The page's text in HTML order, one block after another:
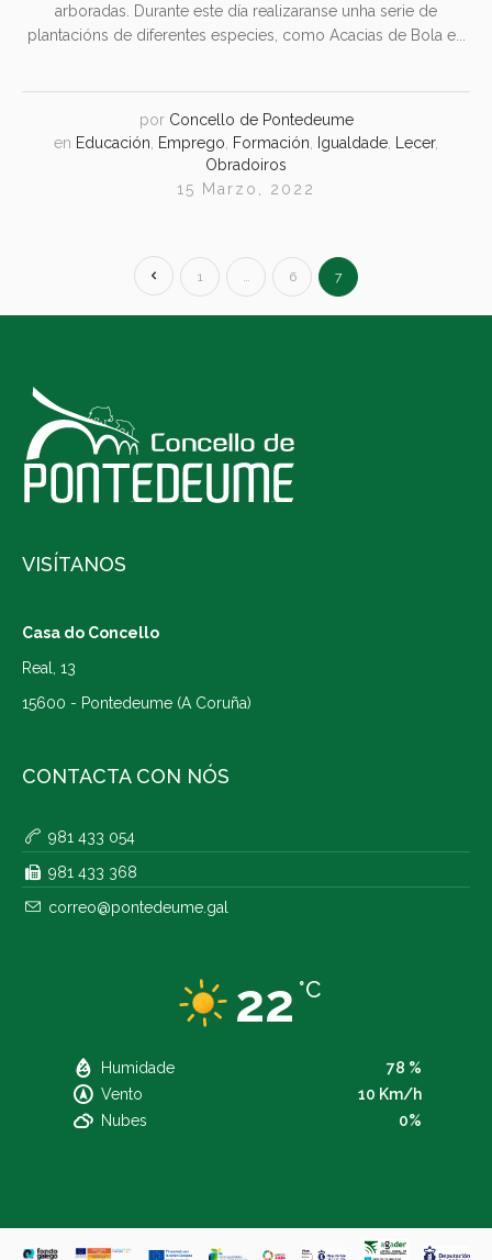
arboradas. Durante este día realizaranse unha serie de
plantacións de diferentes especies, como Acacias de Bola e...
por Concello de Pontedeume
en Educación Emprego Formación Igualdade Lecer,
Obradoiros
15 Marzo, 2022
1 … 6 7
VISÍTANOS
Casa do Concello
Real, 13
15600 - Pontedeume (A Coruña)
CONTACTA CON NÓS
981 433 054
981 433 368
correo@pontedeume.gal
22 °C
Humidade
78 %
Vento
10 Km/h
Nubes
0%